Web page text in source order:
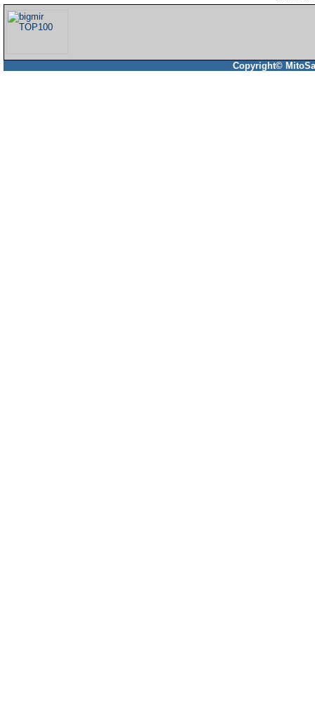
Copyright©